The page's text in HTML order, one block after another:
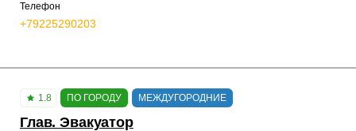
Телефон
+79225290203
1.8 ПО ГОРОДУ МЕЖДУГОРОДНИЕ
Глав. Эвакуатор